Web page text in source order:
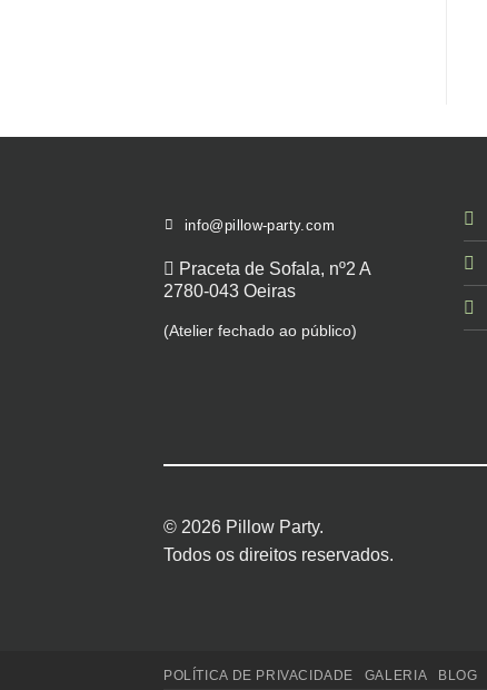
info@pillow-party.com
Praceta de Sofala, nº2 A
2780-043 Oeiras
(Atelier fechado ao público)
© 2026 Pillow Party.
Todos os direitos reservados.
POLÍTICA DE PRIVACIDADE GALERIA BLOG